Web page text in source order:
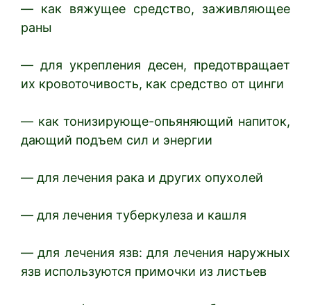
— как вяжущее средство, заживляющее
раны
— для укрепления десен, предотвращает
их кровоточивость, как средство от цинги
— как тонизирующе-опьяняющий напиток,
дающий подъем сил и энергии
— для лечения рака и других опухолей
— для лечения туберкулеза и кашля
— для лечения язв: для лечения наружных
язв используются примочки из листьев